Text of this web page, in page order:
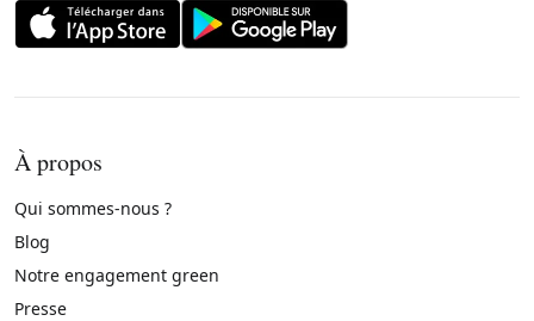
À propos
Qui sommes-nous ?
Blog
Notre engagement green
Presse